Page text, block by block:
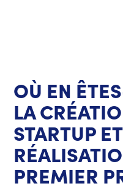
OÙ EN
LA
STARTUP
PREMIER